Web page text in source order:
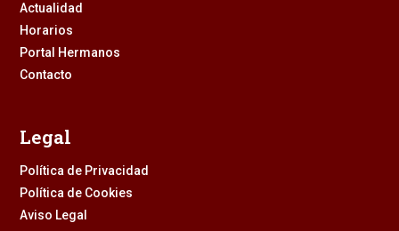
Actualidad
Horarios
Portal Hermanos
Contacto
Legal
Política de Privacidad
Política de Cookies
Aviso Legal